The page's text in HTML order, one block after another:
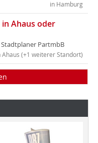
in Hamburg
Ahaus oder
PartmbB
Ahaus (+1 weiterer Standort)